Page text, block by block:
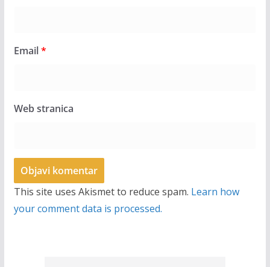
Email*
Web stranica
This site uses Akismet to reduce spam. Learn how
your comment data is processed.